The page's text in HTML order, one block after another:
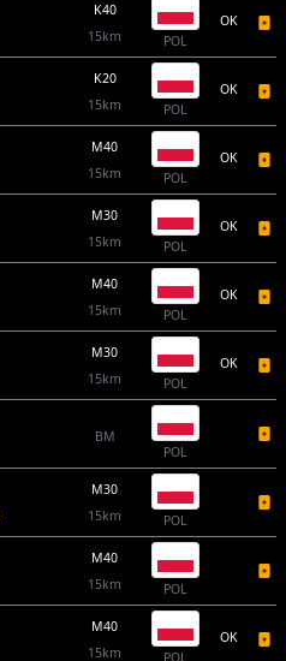
K40
15km
POL
OK
K20
15km
POL
OK
M40
15km
POL
OK
M30
15km
POL
OK
M40
15km
POL
OK
M30
15km
POL
OK
BM
POL
M30
15km
POL
M40
15km
POL
M40
15km
POL
OK